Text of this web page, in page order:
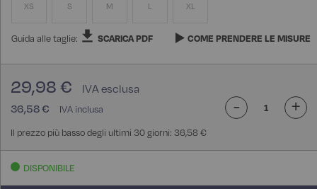
XS S M L XL
Guida alle taglie: SCARICA PDF COME PRENDERE LE MISURE
36,58 €
29,98 €
Il prezzo più basso degli ultimi 30 giorni: 36,58 €
- +
DISPONIBILE